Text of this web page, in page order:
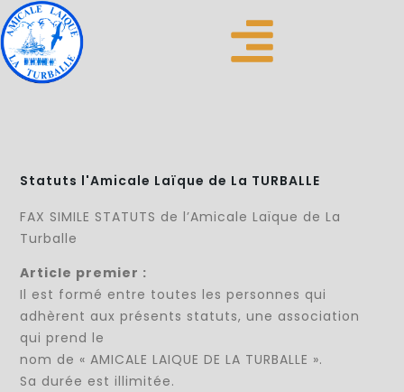
Statuts l'Amicale Laïque de La TURBALLE
FAX SIMILE STATUTS de l’Amicale Laïque de La
Turballe
Article premier :
Il est formé entre toutes les personnes qui
adhèrent aux présents statuts, une association
qui prend le
nom de « AMICALE LAIQUE DE LA TURBALLE ».
Sa durée est illimitée.